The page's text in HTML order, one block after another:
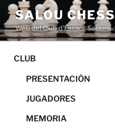
Saltar
contenido
SALOU
Web del Club d’Escacs Salauris
CLUB
PRESENTACIÓN
JUGADORES
MEMORIA